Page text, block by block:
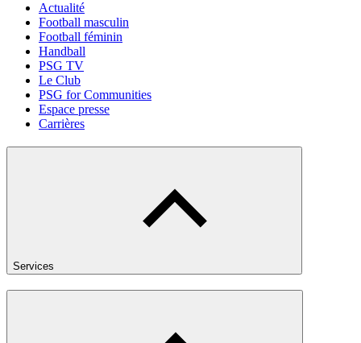
Actualité
Football masculin
Football féminin
Handball
PSG TV
Le Club
PSG for Communities
Espace presse
Carrières
Services